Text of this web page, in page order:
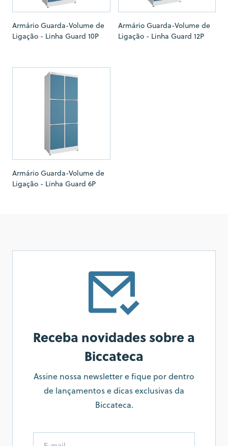
Armário Guarda-Volume de
Ligação - Linha Guard 10P
Armário Guarda-Volume de
Ligação - Linha Guard 12P
Armário Guarda-Volume de
Ligação - Linha Guard 6P
Receba novidades sobre a
Biccateca
Assine nossa newsletter e fique por dentro
de lançamentos e dicas exclusivas da
Biccateca.